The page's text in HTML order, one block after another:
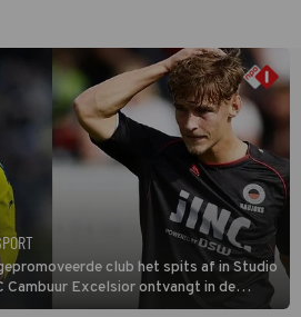
club het spits af in Studio
Cambuur Excelsior ontvangt in de
Eredivisieseizoen. De nieuwe